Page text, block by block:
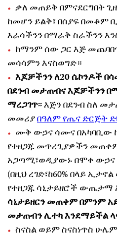
ቃለ መጠይቅ በምናደርግበት
ከመሆን ይልቅ፣ በሰያፍ በመቆም
እራሳችንን በማራቅ ስራችንን
ከማንም ሰው ጋር እጅ
መሳሳምን እናስወግድ።
እጆቻችንን ለ20 ሴኮንዶች
በደንብ መታጠብና እጆቻችንን
ማረጋገጥ፡፡ እጅን በደንብ ስለ
መመሪያበዓለም የጤና ድርጅት
ሙቅ ውኃና ሳሙና በአካባቢው
የተዘጋጁ መጥረጊያዎችን
አጋጣሚ፣ወዲያውኑ በሞቀ ውኃና
(በዚህ ረገድ፣ከ60% በላይ
የተዘጋጁ ሳኒታይዘሮች ውጤታማ
ሳኒታይዘርን መጠቀም በምንም
መታጠብን ሊተካ እንደማይችል
ስናስል ወይም ስናስነጥስ